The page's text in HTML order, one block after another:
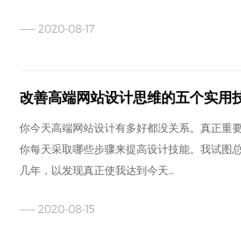
—— 2020-08-17
改善高端网站设计思维的五个实用
你今天高端网站设计有多好都没关系。真正重
你每天采取哪些步骤来提高设计技能。我试图
几年，以发现真正使我达到今天...
—— 2020-08-15